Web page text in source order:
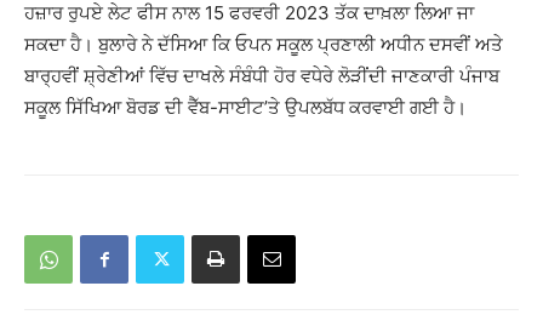
ਹਜ਼ਾਰ ਰੁਪਏ ਲੇਟ ਫੀਸ ਨਾਲ 15 ਫਰਵਰੀ 2023 ਤੱਕ ਦਾਖ਼ਲਾ ਲਿਆ ਜਾ
ਸਕਦਾ ਹੈ। ਬੁਲਾਰੇ ਨੇ ਦੱਸਿਆ ਕਿ ਓਪਨ ਸਕੂਲ ਪ੍ਰਣਾਲੀ ਅਧੀਨ ਦਸਵੀਂ ਅਤੇ
ਬਾਰ੍ਹਵੀਂ ਸ਼੍ਰੇਣੀਆਂ ਵਿੱਚ ਦਾਖਲੇ ਸੰਬੰਧੀ ਹੋਰ ਵਧੇਰੇ ਲੋੜੀਂਦੀ ਜਾਣਕਾਰੀ ਪੰਜਾਬ
ਸਕੂਲ ਸਿੱਖਿਆ ਬੋਰਡ ਦੀ ਵੈੱਬ-ਸਾਈਟ’ਤੇ ਉਪਲਬੱਧ ਕਰਵਾਈ ਗਈ ਹੈ।